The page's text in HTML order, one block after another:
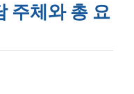
주체와 총 요